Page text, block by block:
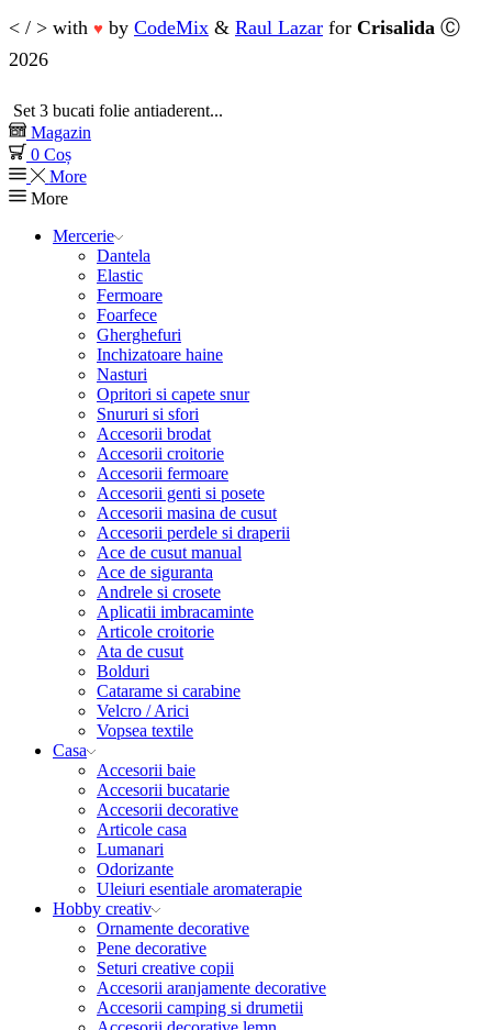
< / > with ♥ by CodeMix & Raul Lazar for Crisalida Ⓒ
2026
Set 3 bucati folie antiaderent...
Magazin
0 Coș
More
More
Mercerie
Dantela
Elastic
Fermoare
Foarfece
Gherghefuri
Inchizatoare haine
Nasturi
Opritori si capete snur
Snururi si sfori
Accesorii brodat
Accesorii croitorie
Accesorii fermoare
Accesorii genti si posete
Accesorii masina de cusut
Accesorii perdele si draperii
Ace de cusut manual
Ace de siguranta
Andrele si crosete
Aplicatii imbracaminte
Articole croitorie
Ata de cusut
Bolduri
Catarame si carabine
Velcro / Arici
Vopsea textile
Casa
Accesorii baie
Accesorii bucatarie
Accesorii decorative
Articole casa
Lumanari
Odorizante
Uleiuri esentiale aromaterapie
Hobby creativ
Ornamente decorative
Pene decorative
Seturi creative copii
Accesorii aranjamente decorative
Accesorii camping si drumetii